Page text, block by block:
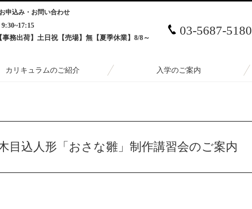
申込み・お問い合わせ
9:30~17:15
事務出荷】土日祝【売場】無【夏季休業】8/8～
03-5687-5180
カリキュラムのご紹介 入学のご案内
「おさな雛」制作講習会のご案内
目込人形「おさな雛」制作講習会のご案内